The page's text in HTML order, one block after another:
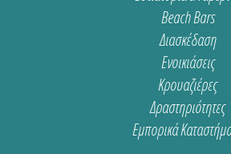
Beach Bars
Διασκέδαση
Ενοικιάσεις
Κρουαζιέρες
Δραστηριότητες
Εμπορικά